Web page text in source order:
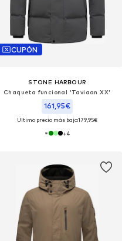
CUPÓN
STONE HARBOUR
Chaqueta funcional 'Taviaan XX'
161,95€
Último precio más bajo:179,95€
+4